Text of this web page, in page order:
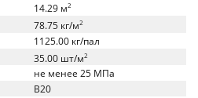
14.29 м2
78.75 кг/м2
1125.00 кг/пал
35.00 шт/м2
не менее 25 МПа
B20